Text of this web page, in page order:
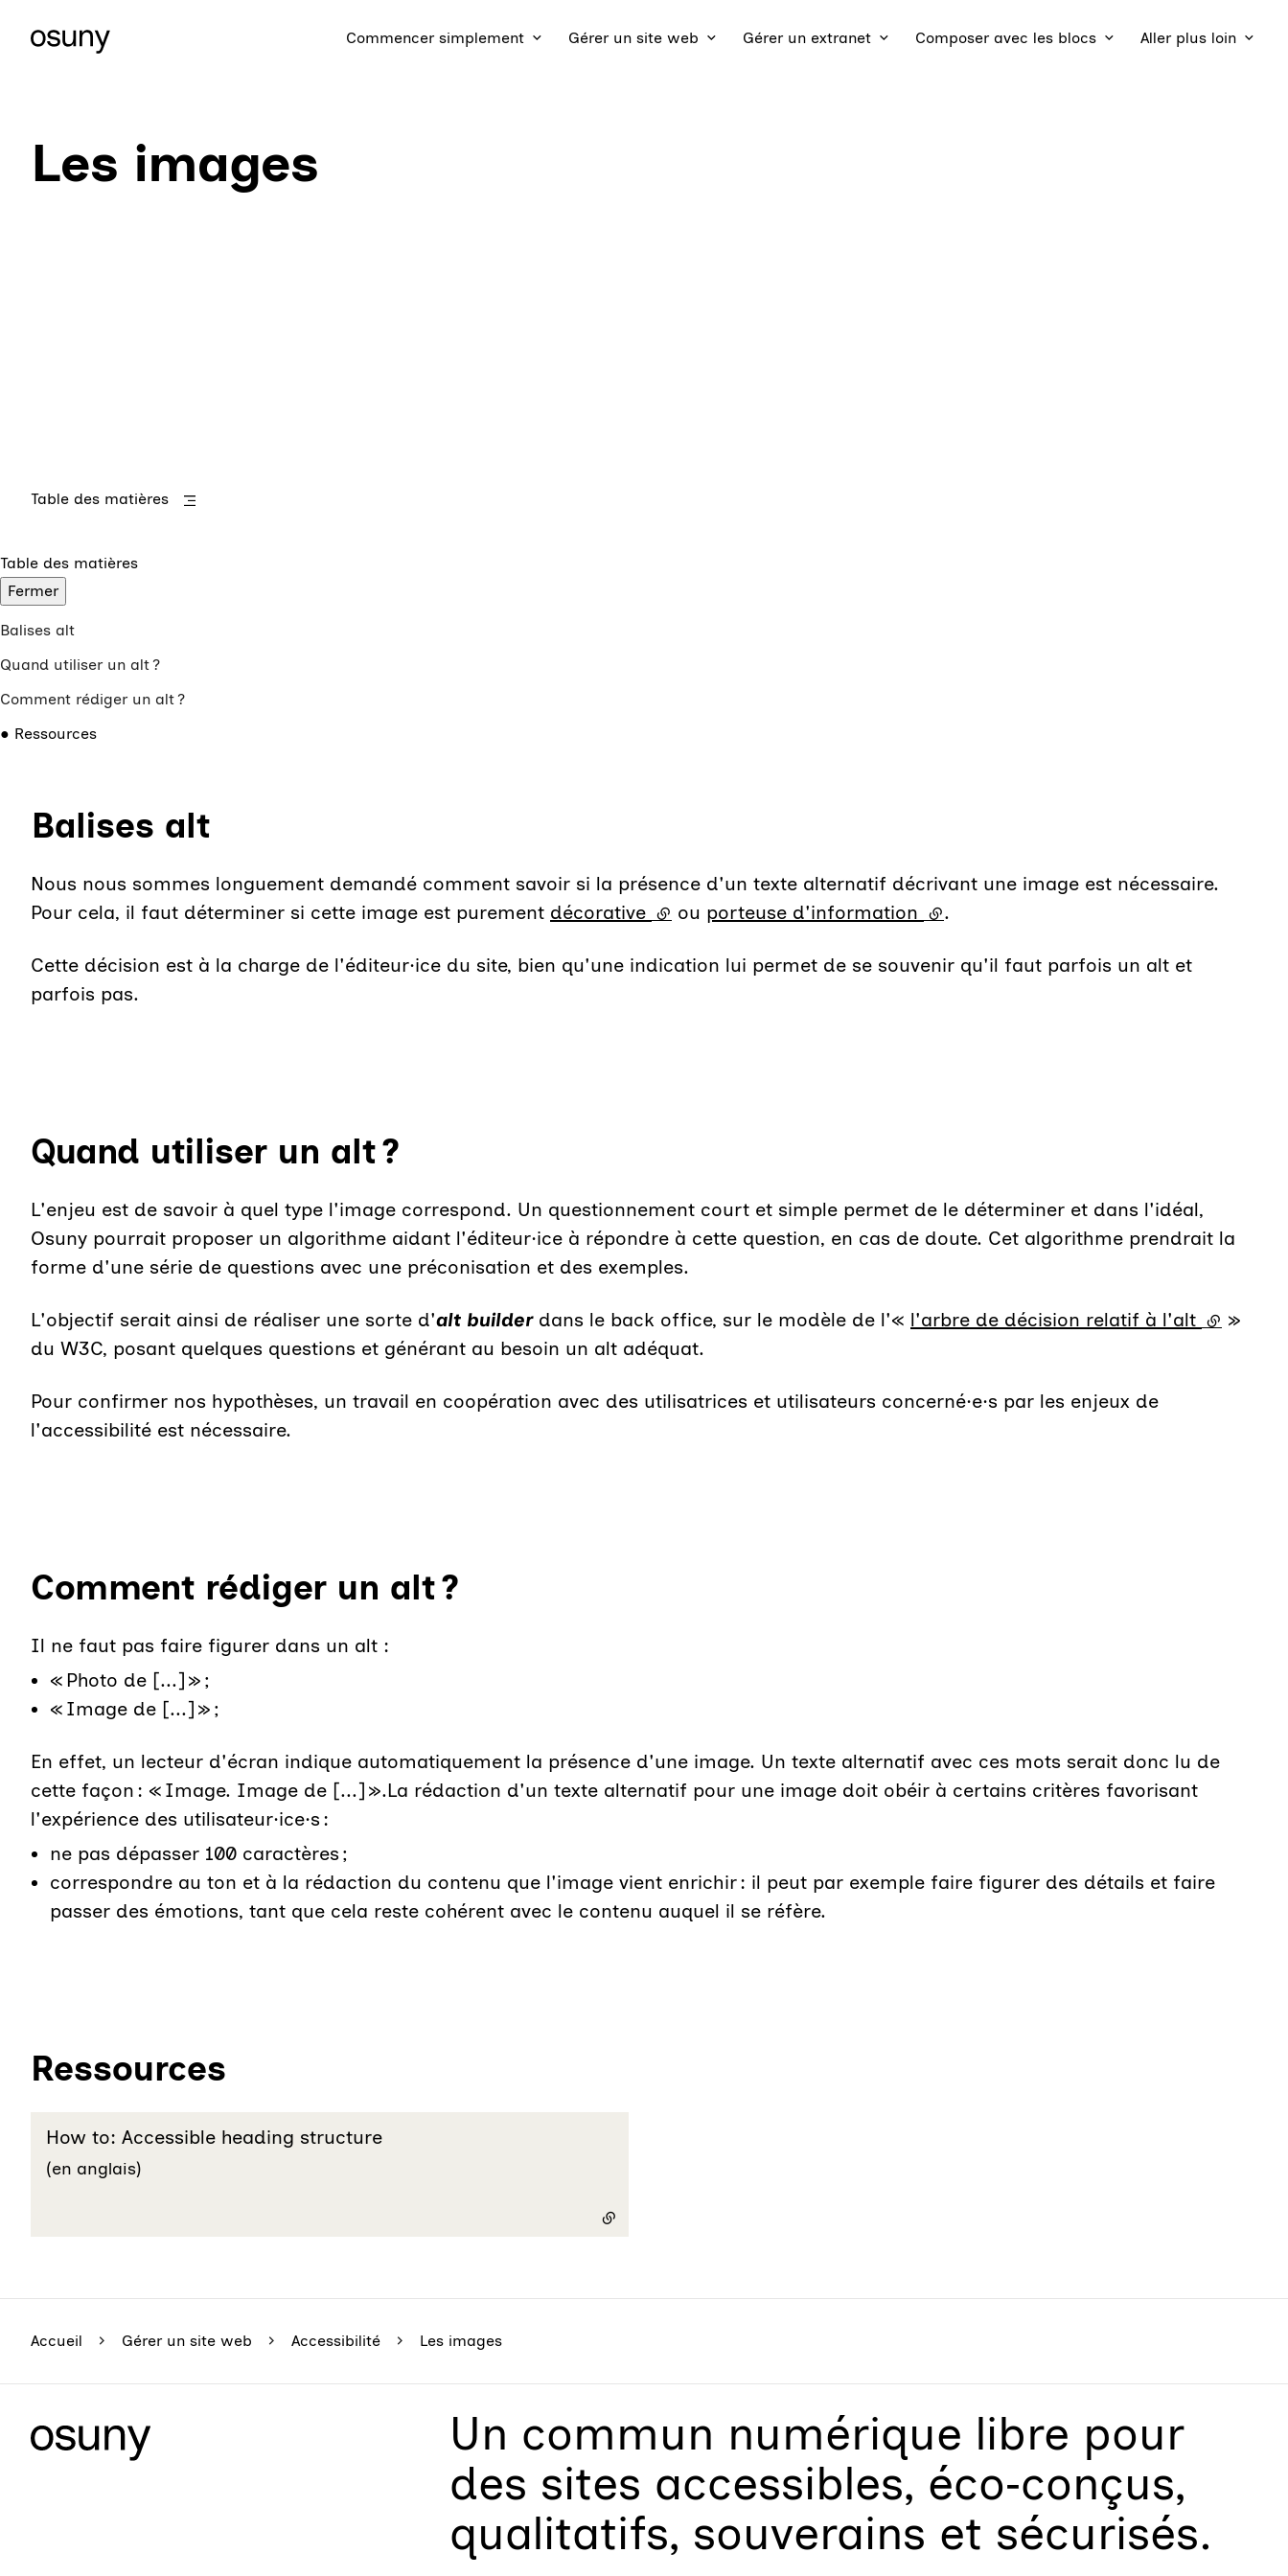
Commencer simplement Gérer un site web Gérer un extranet Composer avec les blocs Aller plus loin
Les images
Table des matières
Table des matières
Fermer
Balises alt
Quand utiliser un alt ?
Comment rédiger un alt ?
Ressources
Balises alt
Nous nous sommes longuement demandé comment savoir si la présence d'un texte alternatif décrivant une image est nécessaire.
Pour cela, il faut déterminer si cette image est purement décorative (lien externe)
ou porteuse d'information (lien externe)
.
Cette décision est à la charge de l'éditeur·ice du site, bien qu'une indication lui permet de se souvenir qu'il faut parfois un alt et
parfois pas.
Quand utiliser un alt ?
L'enjeu est de savoir à quel type l'image correspond. Un questionnement court et simple permet de le déterminer et dans l'idéal,
Osuny pourrait proposer un algorithme aidant l'éditeur·ice à répondre à cette question, en cas de doute. Cet algorithme prendrait la
forme d'une série de questions avec une préconisation et des exemples.
L'objectif serait ainsi de réaliser une sorte d'alt builderdans le back office, sur le modèle de l'« l'arbre de décision relatif à l'alt (lien
»
du W3C, posant quelques questions et générant au besoin un alt adéquat.
Pour confirmer nos hypothèses, un travail en coopération avec des utilisatrices et utilisateurs concerné·e·s par les enjeux de
l'accessibilité est nécessaire.
Comment rédiger un alt ?
Il ne faut pas faire figurer dans un alt :
« Photo de [...] » ;
« Image de [...] » ;
En effet, un lecteur d'écran indique automatiquement la présence d'une image. Un texte alternatif avec ces mots serait donc lu de
cette façon : « Image. Image de [...] ».La rédaction d'un texte alternatif pour une image doit obéir à certains critères favorisant
l'expérience des utilisateur·ice·s :
ne pas dépasser 100 caractères ;
correspondre au ton et à la rédaction du contenu que l'image vient enrichir : il peut par exemple faire figurer des détails et faire
passer des émotions, tant que cela reste cohérent avec le contenu auquel il se réfère.
Ressources
How to: Accessible heading structure
(en anglais)
Accueil Gérer un site web Accessibilité Les images
Un commun numérique libre pour
des sites accessibles, éco‑conçus,
qualitatifs, souverains et sécurisés.